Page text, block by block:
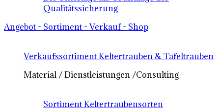
Qualitätssicherung
Angebot - Sortiment - Verkauf - Shop
Verkaufssortiment Keltertrauben & Tafeltrauben
Material / Dienstleistungen /Consulting
Sortiment Keltertraubensorten